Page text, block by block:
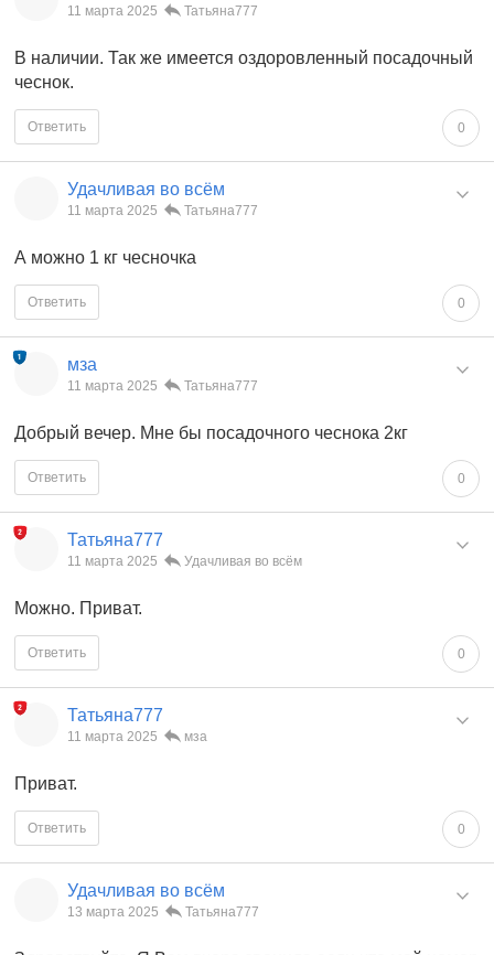
11 марта 2025 Татьяна777
В наличии. Так же имеется оздоровленный посадочный
чеснок.
0
Ответить
Удачливая во всём
11 марта 2025 Татьяна777
А можно 1 кг чесночка
0
Ответить
мза
11 марта 2025 Татьяна777
Добрый вечер. Мне бы посадочного чеснока 2кг
0
Ответить
Татьяна777
11 марта 2025 Удачливая во всём
Можно. Приват.
0
Ответить
Татьяна777
11 марта 2025 мза
Приват.
0
Ответить
Удачливая во всём
13 марта 2025 Татьяна777